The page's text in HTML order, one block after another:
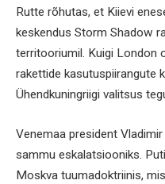
Rutte rõhutas, et Kiievi
keskendus Storm Shadow
territooriumil. Kuigi London
rakettide kasutuspiirangute
Ühendkuningriigi valitsus
Venemaa president
sammu eskalatsiooniks.
Moskva tuumadoktriinis,